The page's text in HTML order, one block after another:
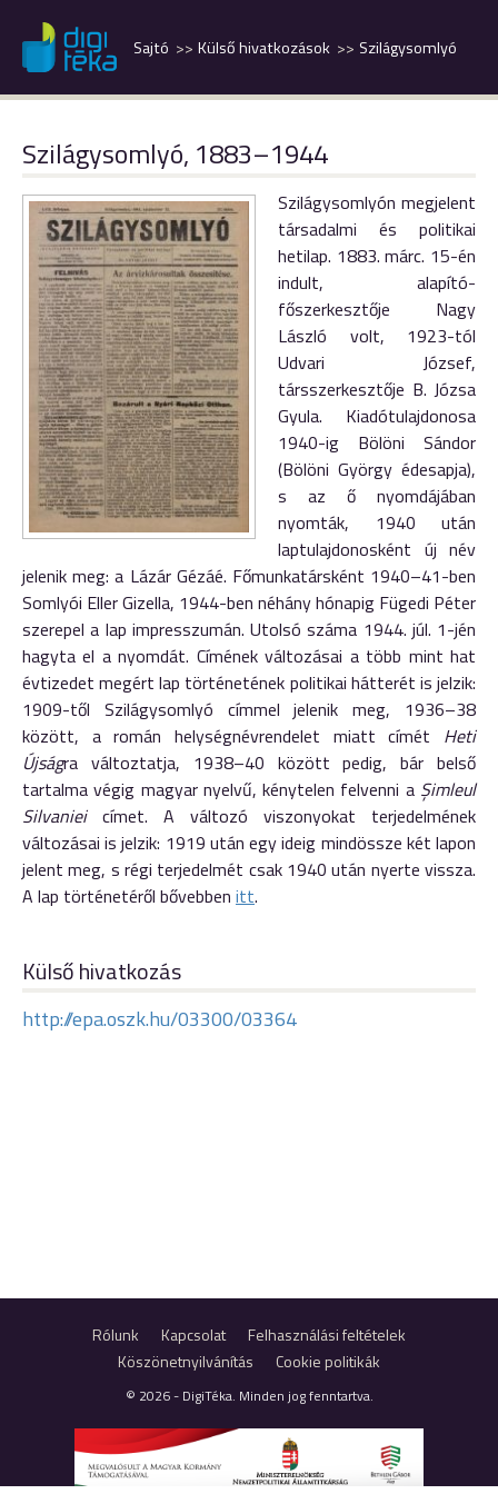
Szilágysomlyó
Külső hivatkozások
Sajtó
Szilágysomlyó, 1883–1944
Szilágysom­lyón megjelent
társadalmi és politikai
hetilap. 1883. márc. 15-én
indult, alapító-
főszerkesztője Nagy
László volt, 1923-tól
Udvari József,
társszerkesztője B. Józsa
Gyula. Kiadótulajdonosa
1940-ig Bölöni Sándor
(Bölöni György édesapja),
s az ő nyomdájában
nyomták, 1940 után
laptulajdonosként új név
jelenik meg: a Lázár Gézáé. Főmunkatársként 1940–41-ben
Somlyói Eller Gizella, 1944-ben néhány hónapig Fügedi Péter
szerepel a lap impresszumán. Utolsó száma 1944. júl. 1-jén
hagyta el a nyomdát. Címének változásai a több mint hat
évtizedet megért lap történetének politikai hátterét is jelzik:
1909-től Szilágysomlyó címmel jelenik meg, 1936–38
között, a román helységnévrendelet miatt címét Heti
Újságra változtatja, 1938–40 között pedig, bár belső
tartalma végig magyar nyelvű, kénytelen felvenni a Şimleul
Silvaniei címet. A változó viszonyokat terjedelmének
változásai is jelzik: 1919 után egy ideig mindössze két lapon
jelent meg, s régi terjedelmét csak 1940 után nyerte vissza.
A lap történetéről bővebben itt.
Külső hivatkozás
http://epa.oszk.hu/03300/03364
Rólunk Kapcsolat
Felhasználási feltételek
Köszönetnyilvánítás
Cookie politikák
© 2026 - DigiTéka. Minden jog fenntartva.